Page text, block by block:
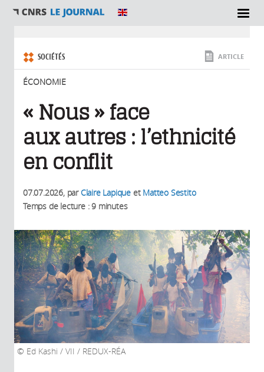
SECTIONS
SOCIÉTÉS
ÉCONOMIE
ARTICLE
« Nous » face
aux autres : l’ethnicité
en conflit
07.07.2026, parClaire Lapique et Matteo Sestito
Temps de lecture : 9 minutes
Ed Kashi / VII / REDUX-RÉA